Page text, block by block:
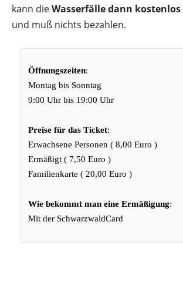
kann dieWasserfälle dann
und muß nichts bezahlen.
Öffnungszeiten:
Montag bis Sonntag
9:00 Uhr bis 19:00 Uhr
Preise für das Ticket:
Erwachsene Personen ( 8,00 Euro )
Ermäßigt ( 7,50 Euro )
Familienkarte ( 20,00 Euro )
Wie bekommt man eine Ermäßigung:
Mit der SchwarzwaldCard